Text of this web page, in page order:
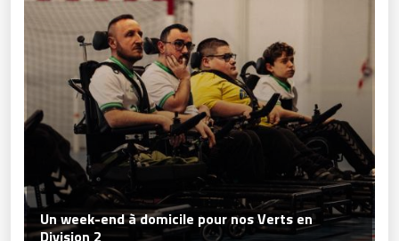
Un week-end à domicile pour nos Verts en
Division 2